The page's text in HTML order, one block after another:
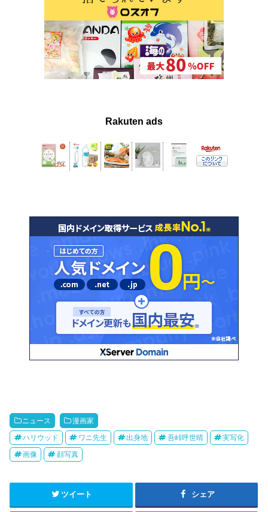
Rakuten ads
ニュース 漫画家
ハリウッド ワニ先生 出身地 吾峠呼世晴 実写化
画像 顔写真
ツイート シェア